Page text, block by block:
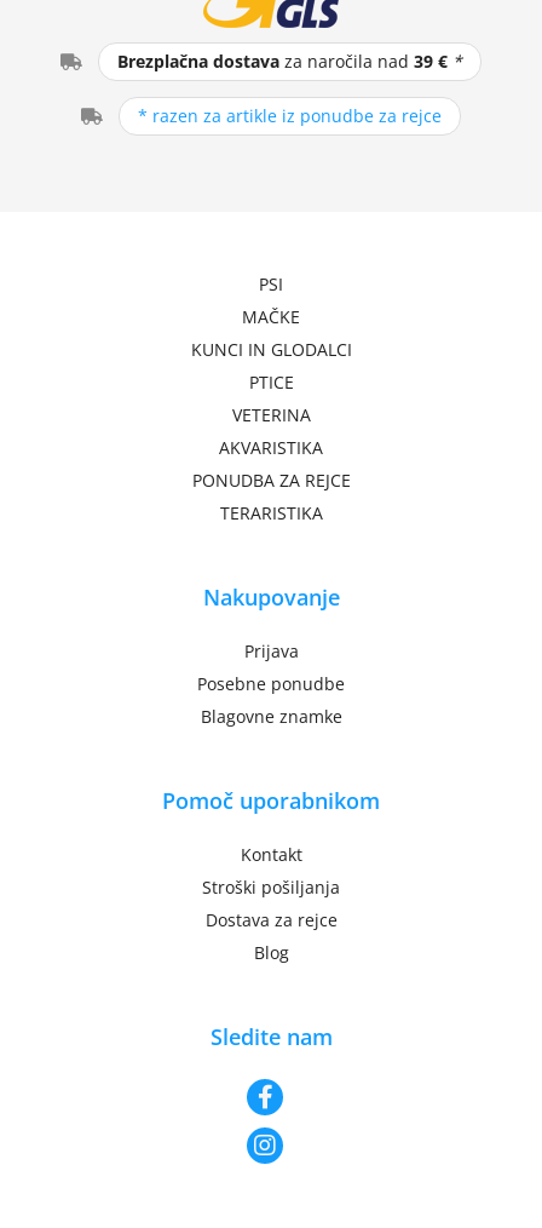
Brezplačna dostava za naročila nad39 € *
* razen za artikle iz ponudbe za rejce
PSI
MAČKE
KUNCI IN GLODALCI
PTICE
VETERINA
AKVARISTIKA
PONUDBA ZA REJCE
TERARISTIKA
Nakupovanje
Prijava
Posebne ponudbe
Blagovne znamke
Pomoč uporabnikom
Kontakt
Stroški pošiljanja
Dostava za rejce
Blog
Sledite nam